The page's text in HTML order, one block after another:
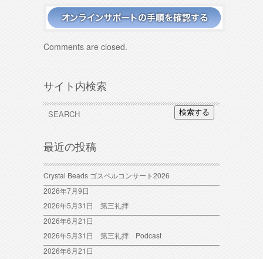
Comments are closed.
サイト内検索
検索する
最近の投稿
Crystal Beads ゴスペルコンサート2026
2026年7月9日
2026年5月31日 第三礼拝
2026年6月21日
2026年5月31日 第三礼拝 Podcast
2026年6月21日